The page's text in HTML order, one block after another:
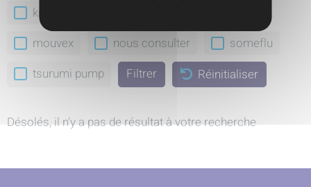
krautzberger
mouvex
nous consulter
someflu
tsurumi pump
Réinitialiser
Désolés, il n'y a pas de résultat à votre recherche